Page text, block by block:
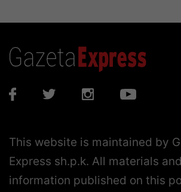
This website is maintained by
Express sh.p.k. All materials and
information published on this